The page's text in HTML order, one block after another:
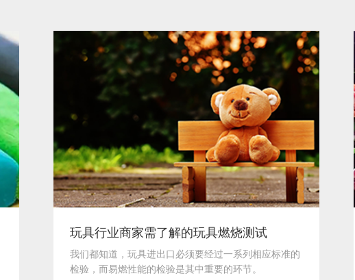
玩具行业商家需了解的玩具燃烧测试
我们都知道，玩具进出口必须要经过一系列相应标准的
检验，而易燃性能的检验是其中重要的环节。